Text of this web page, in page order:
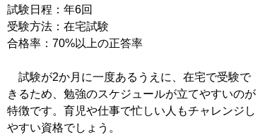
試験日程：年6回
受験方法：在宅試験
合格率：70%以上の正答率
試験が2か月に一度あるうえに、在宅で受験で
きるため、勉強のスケジュールが立てやすいのが
特徴です。育児や仕事で忙しい人もチャレンジし
やすい資格でしょう。